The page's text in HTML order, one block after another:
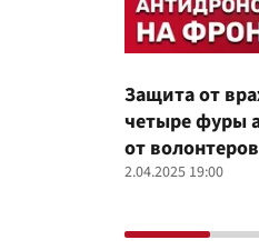
Защита от
четыре фуры
от
2.04.2025 19:00